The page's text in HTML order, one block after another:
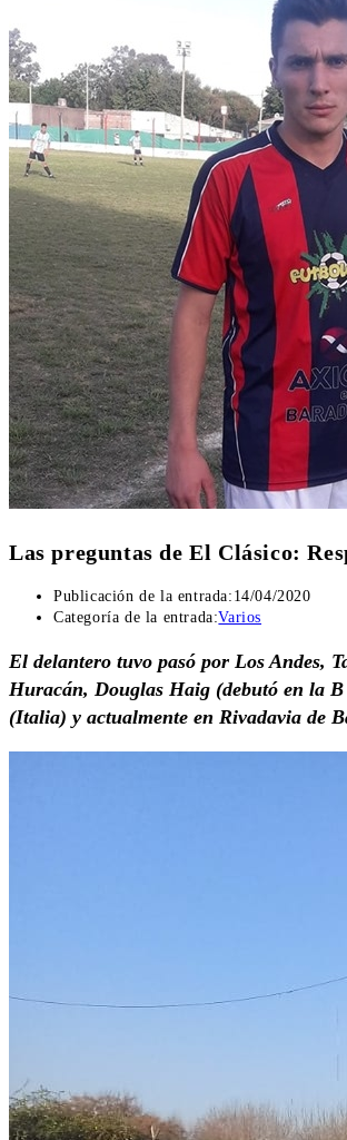
Las preguntas de El Clásico:
Publicación de la entrada: 14/04/2020
Categoría de la entrada:Varios
El delantero tuvo pasó por Los Andes,
Huracán, Douglas Haig (debutó en la
(Italia) y actualmente en Rivadavia de